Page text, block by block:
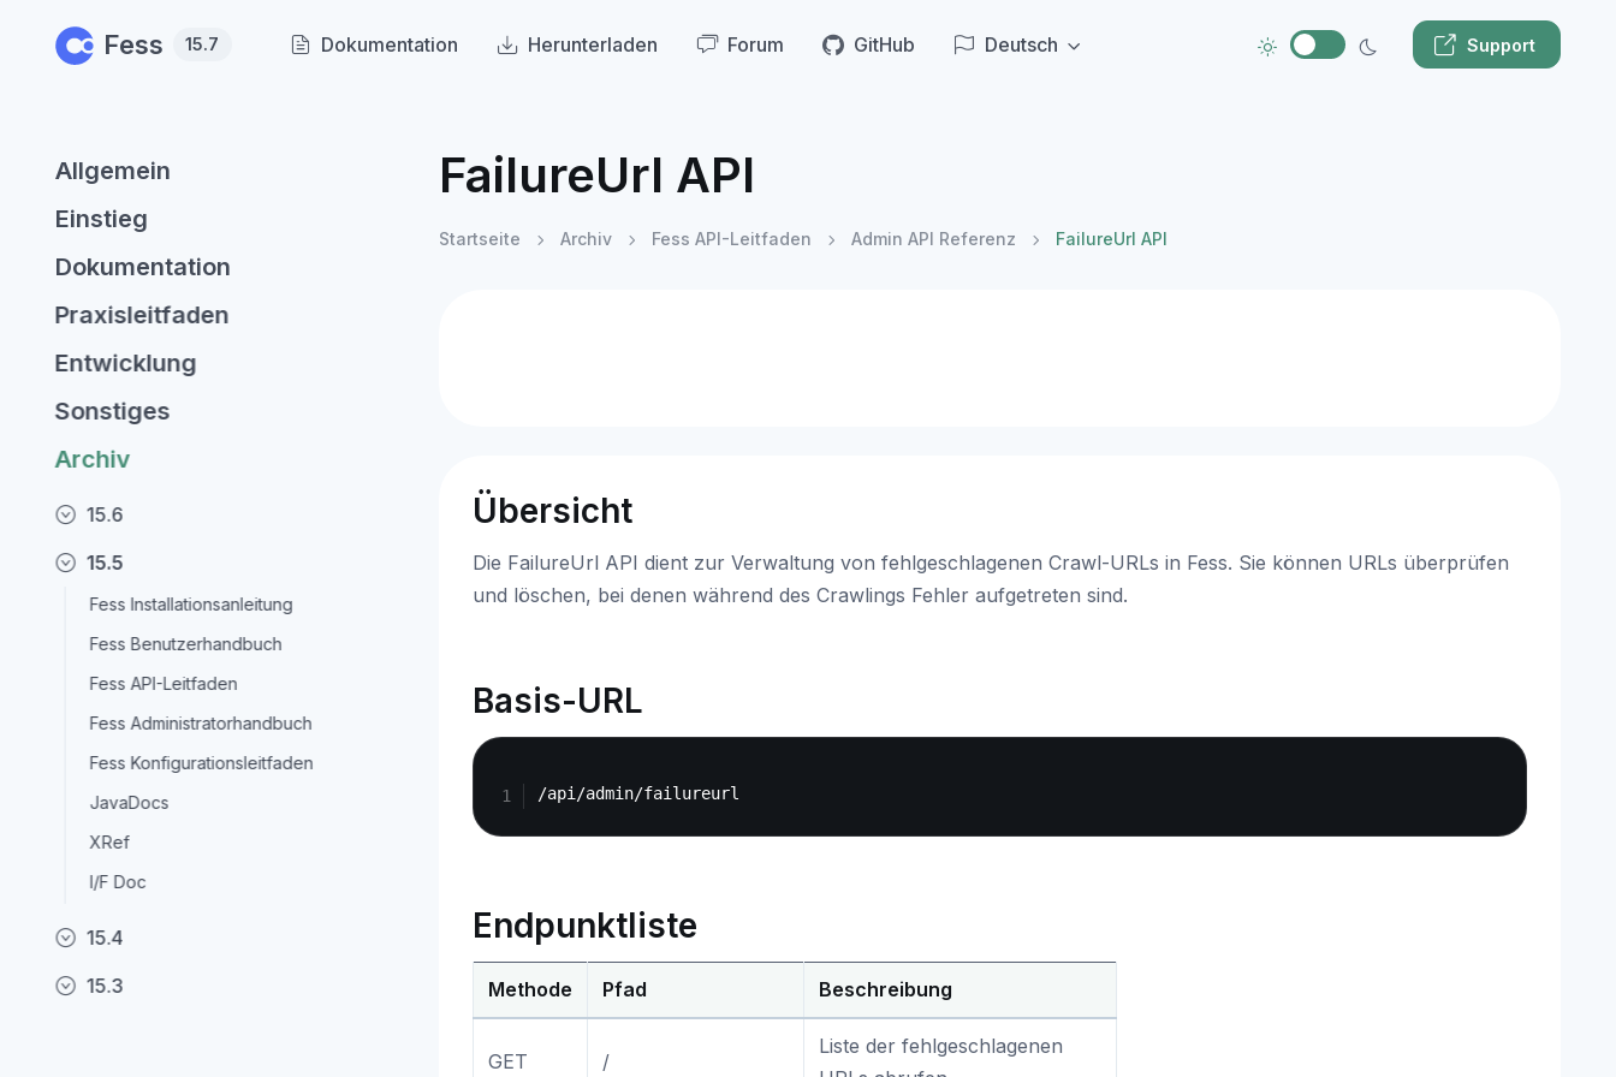
Fess 15.7 Dokumentation Herunterladen Forum GitHub Deutsch Support
Allgemein
Einstieg
Dokumentation
Praxisleitfaden
Entwicklung
Sonstiges
Archiv
15.6
15.5
Fess Installationsanleitung
Fess Benutzerhandbuch
Fess API-Leitfaden
Fess Administratorhandbuch
Fess Konfigurationsleitfaden
JavaDocs
XRef
I/F Doc
15.4
15.3
FailureUrl API
Startseite Archiv Fess API-Leitfaden Admin API Referenz FailureUrl API
Übersicht
Die FailureUrl API dient zur Verwaltung von fehlgeschlagenen Crawl-URLs in Fess. Sie können URLs überprüfen
und löschen, bei denen während des Crawlings Fehler aufgetreten sind.
Basis-URL
Endpunktliste
Methode Pfad Beschreibung
GET /
Liste der fehlgeschlagenen